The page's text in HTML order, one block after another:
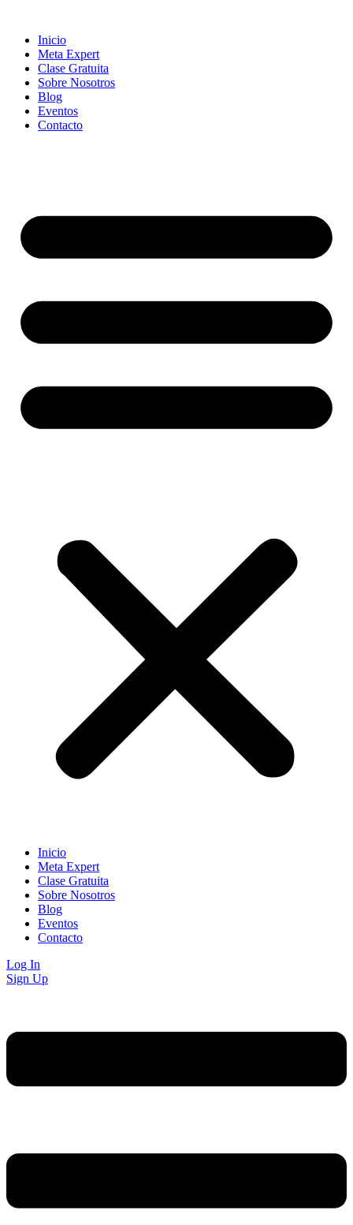
contentInicio
Meta Expert
Clase Gratuita
Sobre Nosotros
Blog
Eventos
Contacto
Inicio
Meta Expert
Clase Gratuita
Sobre Nosotros
Blog
Eventos
Contacto
Log In
Sign Up